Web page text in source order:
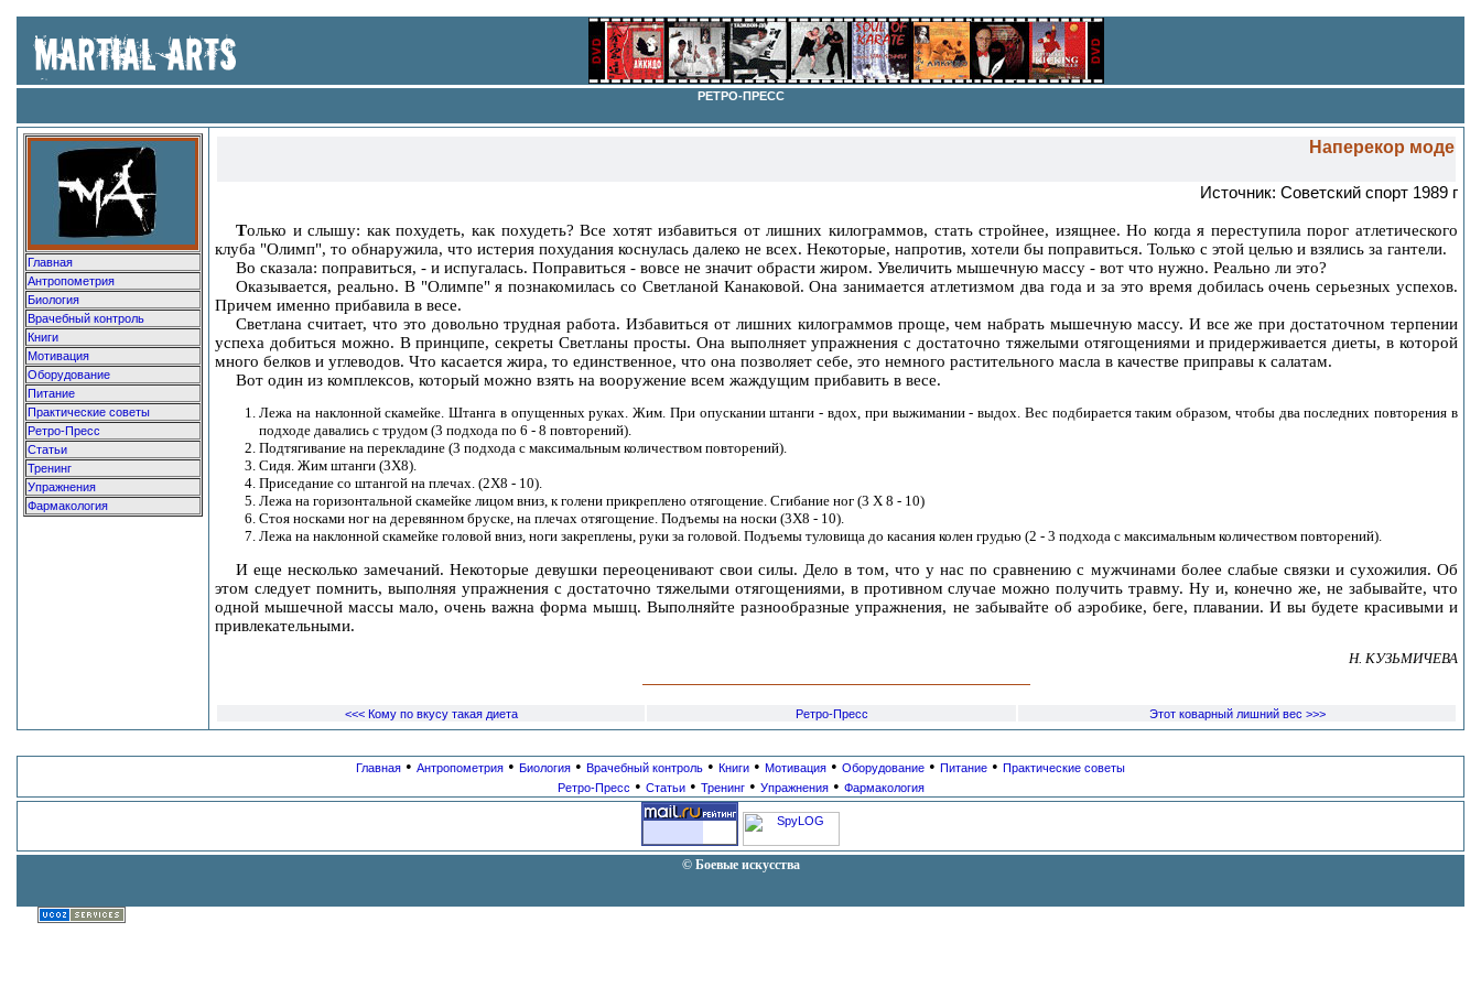
РЕТРО-ПРЕСС
Главная
Антропометрия
Биология
Врачебный контроль
Книги
Мотивация
Оборудование
Питание
Практические советы
Ретро-Пресс
Статьи
Тренинг
Упражнения
Фармакология
Наперекор моде
Источник: Советский спорт 1989 г
Только и слышу: как похудеть, как похудеть? Все хотят избавиться от лишних килограммов, стать стройнее, изящнее. Но когда я переступила порог атлетического
клуба "Олимп", то обнаружила, что истерия похудания коснулась далеко не всех. Некоторые, напротив, хотели бы поправиться. Только с этой целью и взялись за гантели.
Во сказала: поправиться, - и испугалась. Поправиться - вовсе не значит обрасти жиром. Увеличить мышечную массу - вот что нужно. Реально ли это?
Оказывается, реально. В "Олимпе" я познакомилась со Светланой Канаковой. Она занимается атлетизмом два года и за это время добилась очень серьезных успехов.
Причем именно прибавила в весе.
Светлана считает, что это довольно трудная работа. Избавиться от лишних килограммов проще, чем набрать мышечную массу. И все же при достаточном терпении
успеха добиться можно. В принципе, секреты Светланы просты. Она выполняет упражнения с достаточно тяжелыми отягощениями и придерживается диеты, в которой
много белков и углеводов. Что касается жира, то единственное, что она позволяет себе, это немного растительного масла в качестве приправы к салатам.
Вот один из комплексов, который можно взять на вооружение всем жаждущим прибавить в весе.
Лежа на наклонной скамейке. Штанга в опущенных руках. Жим. При опускании штанги - вдох, при выжимании - выдох. Вес подбирается таким образом, чтобы два последних повторения в
подходе давались с трудом (3 подхода по 6 - 8 повторений).
Подтягивание на перекладине (3 подхода с максимальным количеством повторений).
Сидя. Жим штанги (3Х8).
Приседание со штангой на плечах. (2Х8 - 10).
Лежа на горизонтальной скамейке лицом вниз, к голени прикреплено отягощение. Сгибание ног (3 Х 8 - 10)
Стоя носками ног на деревянном бруске, на плечах отягощение. Подъемы на носки (3Х8 - 10).
Лежа на наклонной скамейке головой вниз, ноги закреплены, руки за головой. Подъемы туловища до касания колен грудью (2 - 3 подхода с максимальным количеством повторений).
И еще несколько замечаний. Некоторые девушки переоценивают свои силы. Дело в том, что у нас по сравнению с мужчинами более слабые связки и сухожилия. Об
этом следует помнить, выполняя упражнения с достаточно тяжелыми отягощениями, в противном случае можно получить травму. Ну и, конечно же, не забывайте, что
одной мышечной массы мало, очень важна форма мышц. Выполняйте разнообразные упражнения, не забывайте об аэробике, беге, плавании. И вы будете красивыми и
привлекательными.
Н. КУЗЬМИЧЕВА
<<< Кому по вкусу такая диета Ретро-Пресс Этот коварный лишний вес >>>
Главная • Антропометрия • Биология • Врачебный контроль • Книги • Мотивация • Оборудование • Питание • Практические советы
Ретро-Пресс • Статьи• Тренинг• Упражнения• Фармакология
© Боевые искусства